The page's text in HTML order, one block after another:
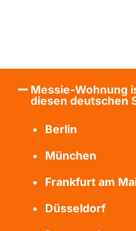
Messie-Wohnung
diesen deutschen
Berlin
München
Frankfurt am
Düsseldorf